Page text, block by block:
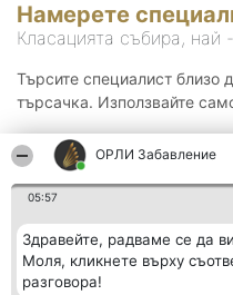
ОРЛИ Забавление
05:57
Здравейте, радваме се да
Моля, кликнете върху
разговора!
Намерете
Класацията събира, най
Търсите специалист близо
търсачка. Използвайте